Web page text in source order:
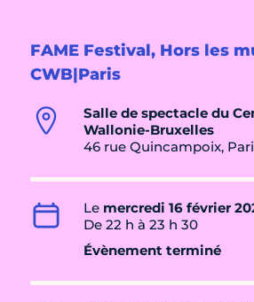
FAME Festival, Hors les
CWB|Paris
Salle de spectacle du
Wallonie-Bruxelles
46 rue Quincampoix,
Le mercredi 16 février
De 22 h à 23 h 30
Évènement terminé